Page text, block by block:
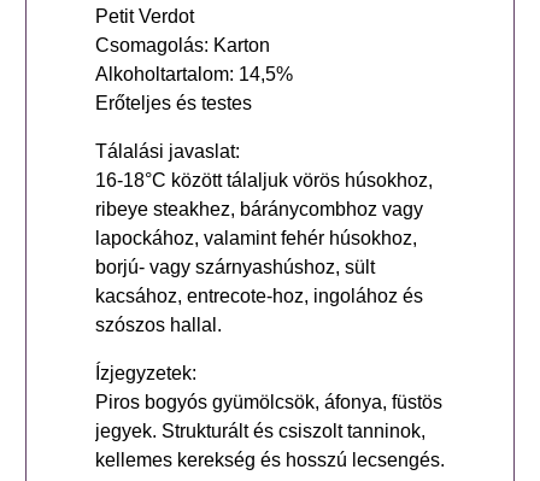
Petit Verdot
Csomagolás: Karton
Alkoholtartalom: 14,5%
Erőteljes és testes
Tálalási javaslat:
16-18°C között tálaljuk vörös húsokhoz,
ribeye steakhez, báránycombhoz vagy
lapockához, valamint fehér húsokhoz,
borjú- vagy szárnyashúshoz, sült
kacsához, entrecote-hoz, ingolához és
szószos hallal.
Ízjegyzetek:
Piros bogyós gyümölcsök, áfonya, füstös
jegyek. Strukturált és csiszolt tanninok,
kellemes kerekség és hosszú lecsengés.